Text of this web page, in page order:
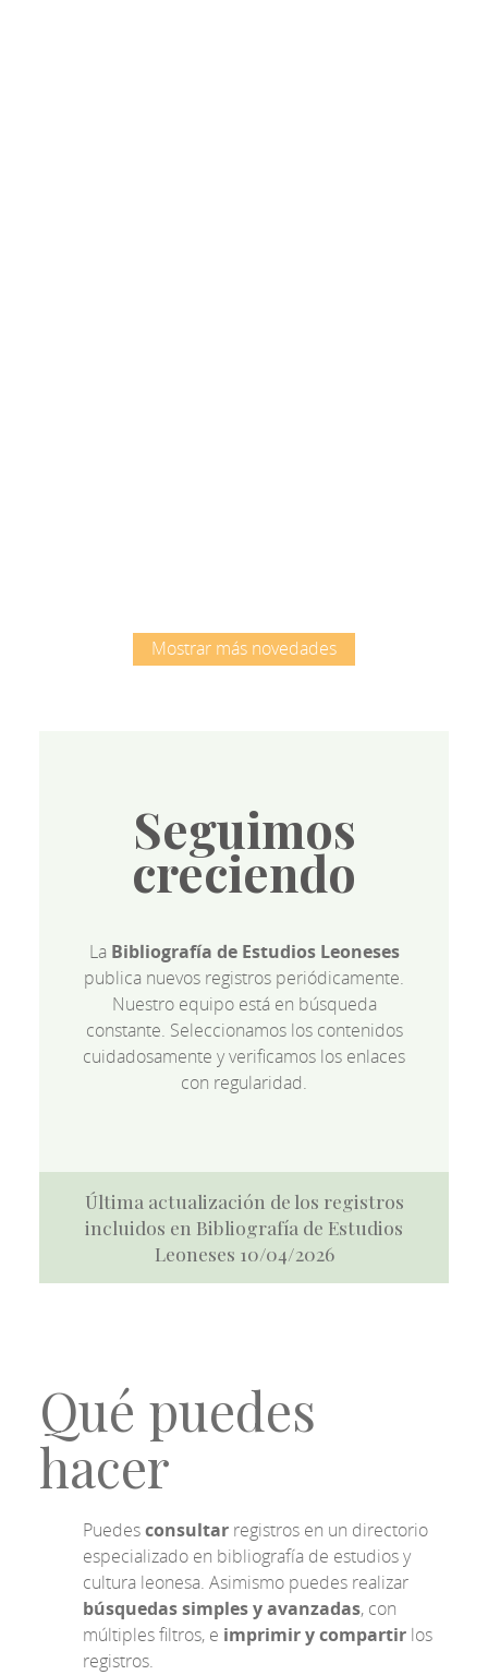
Mostrar más novedades
Seguimos
creciendo
La Bibliografía de Estudios Leoneses
publica nuevos registros periódicamente.
Nuestro equipo está en búsqueda
constante. Seleccionamos los contenidos
cuidadosamente y verificamos los enlaces
con regularidad.
Última actualización de los registros
incluidos en Bibliografía de Estudios
Leoneses 10/04/2026
Qué puedes
hacer
Puedesconsultar registros en un directorio
especializado en bibliografía de estudios y
cultura leonesa. Asimismo puedes realizar
búsquedas simples y avanzadas, con
múltiples filtros, e imprimir y compartir los
registros.